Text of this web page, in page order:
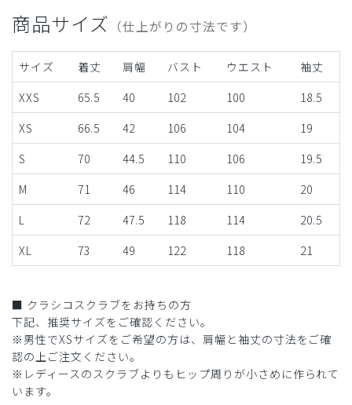
商品サイズ （仕上がりの寸法です）
サイズ 着丈 肩幅 バスト ウエスト
袖丈
XXS
65.5 40 102 100
18.5
XS
66.5 42 106 104
19
S
70 44.5 110 106
19.5
M
71 46 114 110
20
L
72 47.5 118 114
20.5
XL
73 49 122 118 21
■ クラシコスクラブをお持ちの方
下記、推奨サイズをご確認ください。
※男性でXSサイズをご希望の方は、肩幅と袖丈の寸法をご確
認の上ご注文ください。
※レディースのスクラブよりもヒップ周りが小さめに作られて
います。